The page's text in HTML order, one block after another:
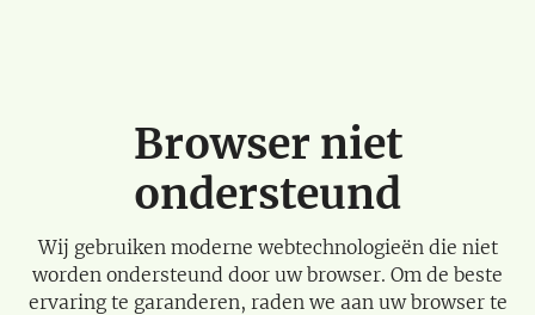
Browser niet
ondersteund
Wij gebruiken moderne webtechnologieën die niet
worden ondersteund door uw browser. Om de beste
ervaring te garanderen, raden we aan uw browser te